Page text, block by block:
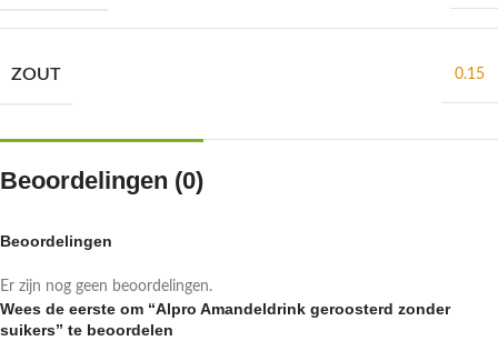
ZOUT 0.15
Beoordelingen (0)
Beoordelingen
Er zijn nog geen beoordelingen.
Wees de eerste om “Alpro Amandeldrink geroosterd zonder
suikers” te beoordelen